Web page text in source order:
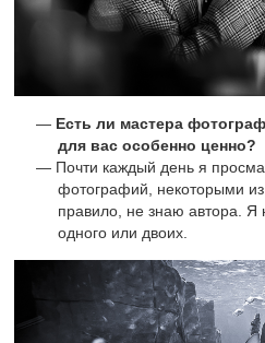
Есть ли мастера
для вас особенно ценно?
Почти каждый день я
фотографий, некоторыми
правило, не знаю автора. Я
одного или двоих.